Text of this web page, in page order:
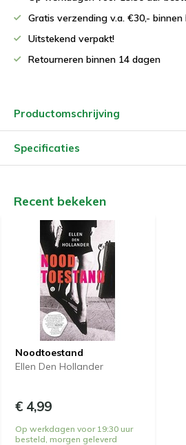
Gratis verzending v.a. €30,- binnen
Uitstekend verpakt!
Retourneren binnen 14 dagen
Productomschrijving
Specificaties
Recent bekeken
Noodtoestand
Ellen Den Hollander
€ 4,99
Op werkdagen voor 19:30 uur
besteld, morgen geleverd